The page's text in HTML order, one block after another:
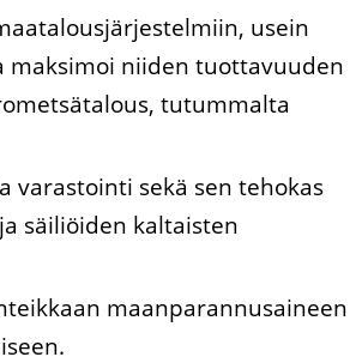
usein
maksimoi niiden tuottavuuden
tutummalta
varastointi sekä sen tehokas
säiliöiden kaltaisten
maanparannusaineen